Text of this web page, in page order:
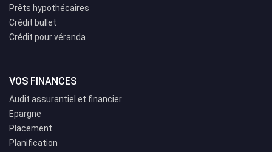
Prêts hypothécaires
Crédit bullet
Crédit pour véranda
VOS FINANCES
Audit assurantiel et financier
Epargne
Placement
Planification